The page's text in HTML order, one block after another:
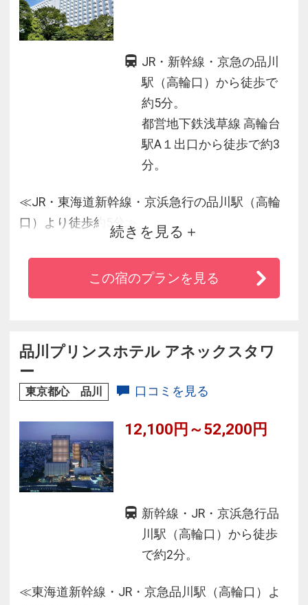
JR・新幹線・京急の品川
駅（高輪口）から徒歩で
約5分。
都営地下鉄浅草線 高輪台
駅A１出口から徒歩で約3
分。
≪JR・東海道新幹線・京浜急行の品川駅（高輪
口）より徒歩約5分≫
■品川駅（高輪口）からホテルまで無料シャトル
バスも運行！
■都市でありながら全室バルコニーが付いた白亜
のホテル！
■フロントはアイランド形式で混雑緩和♪
続きを見る
この宿のプランを見る
品川プリンスホテル アネックスタワ
ー
東京都心 品川 口コミを見る
12,100円～52,200円
新幹線・JR・京浜急行品
川駅（高輪口）から徒歩
で約2分。
≪東海道新幹線・JR・京急品川駅（高輪口）よ